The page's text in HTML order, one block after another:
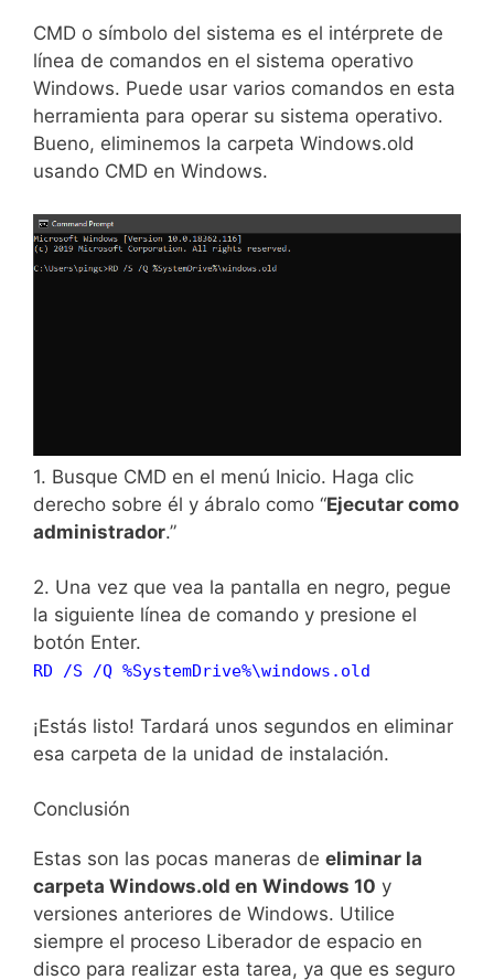
CMD o símbolo del sistema es el intérprete de
línea de comandos en el sistema operativo
Windows. Puede usar varios comandos en esta
herramienta para operar su sistema operativo.
Bueno, eliminemos la carpeta Windows.old
usando CMD en Windows.
1. Busque CMD en el menú Inicio. Haga clic
derecho sobre él y ábralo como “Ejecutar como
administrador.”
2. Una vez que vea la pantalla en negro, pegue
la siguiente línea de comando y presione el
botón Enter.
RD /S /Q %SystemDrive%\windows.old
¡Estás listo! Tardará unos segundos en eliminar
esa carpeta de la unidad de instalación.
Conclusión
Estas son las pocas maneras de eliminar la
carpeta Windows.old en Windows 10 y
versiones anteriores de Windows. Utilice
siempre el proceso Liberador de espacio en
disco para realizar esta tarea, ya que es seguro